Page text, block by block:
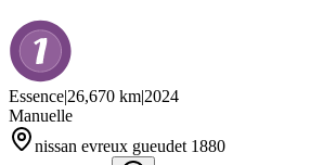
Essence|26,670 km|2024
Manuelle
nissan evreux gueudet 1880